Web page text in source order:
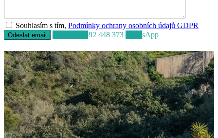
Souhlasím s tím,Podmínky ochrany osobních údajů GDPR
+34 692 448 373 WhatsApp